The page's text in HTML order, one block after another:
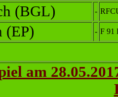
(BGL)
-
(EP) - F 91
am